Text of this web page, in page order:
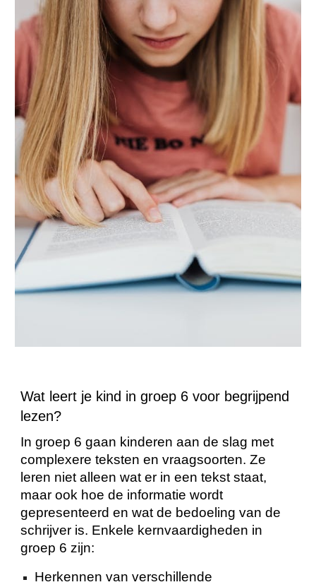
Wat leert je kind in groep 6 voor begrijpend
lezen?
In groep 6 gaan kinderen aan de slag met
complexere teksten en vraagsoorten. Ze
leren niet alleen wat er in een tekst staat,
maar ook hoe de informatie wordt
gepresenteerd en wat de bedoeling van de
schrijver is. Enkele kernvaardigheden in
groep 6 zijn:
Herkennen van verschillende